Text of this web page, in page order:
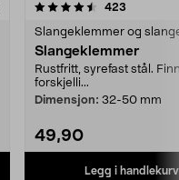
423
Slangeklemmer og
Slangeklemmer
Rustfritt, syrefast stål.
forskjelli...
Dimensjon: 32-50 mm
49,90
Legg i handlekurv
5.0av 5 stjerner